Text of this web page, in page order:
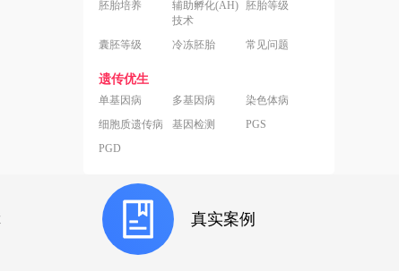
胚胎培养
辅助孵化(AH)
技术
胚胎等级
囊胚等级 冷冻胚胎 常见问题
遗传优生
单基因病 多基因病
染色体病
细胞质遗传病
基因检测
PGS
PGD
真实案例